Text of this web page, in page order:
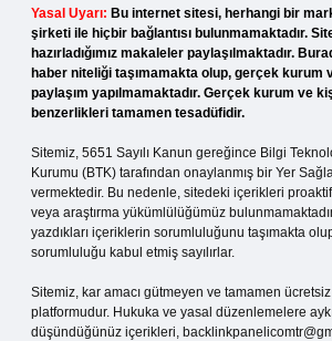
Yasal Uyarı: Bu internet sitesi, herhangi bir
şirketi ile hiçbir bağlantısı bulunmamaktadır.
hazırladığımız makaleler paylaşılmaktadır.
haber niteliği taşımamakta olup, gerçek kurum
paylaşım yapılmamaktadır. Gerçek kurum ve
benzerlikleri tamamen tesadüfidir.
Sitemiz, 5651 Sayılı Kanun gereğince Bilgi
Kurumu (BTK) tarafından onaylanmış bir Yer
vermektedir. Bu nedenle, sitedeki içerikleri
veya araştırma yükümlülüğümüz
yazdıkları içeriklerin sorumluluğunu taşımakta
sorumluluğu kabul etmiş sayılırlar.
Sitemiz, kar amacı gütmeyen ve tamamen
platformudur. Hukuka ve yasal düzenlemelere
düşündüğünüz içerikleri,